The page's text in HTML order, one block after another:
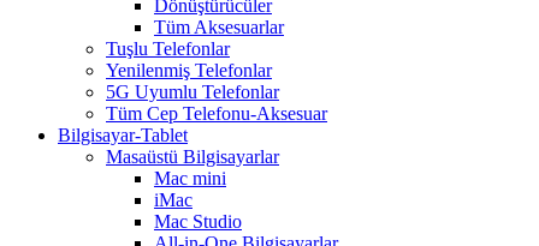
Dönüştürücüler
Tüm Aksesuarlar
Tuşlu Telefonlar
Yenilenmiş Telefonlar
5G Uyumlu Telefonlar
Tüm Cep Telefonu-Aksesuar
Bilgisayar-Tablet
Masaüstü Bilgisayarlar
Mac mini
iMac
Mac Studio